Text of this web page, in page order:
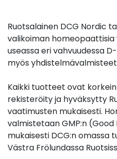
Ruotsalainen DCG Nordic
valikoiman
useassa eri vahvuudessa
myös
Kaikki tuotteet ovat
rekisteröity ja hyväksytty
vaatimusten mukaisesti.
valmistetaan GMP:n
mukaisesti DCG:n omassa
Västra Frölundassa